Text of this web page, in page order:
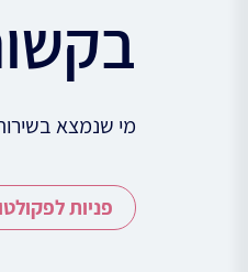
מי שנמצא
פניות